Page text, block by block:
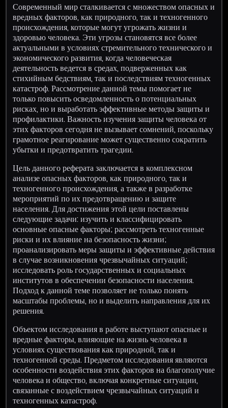
Современный мир сталкивается с множеством опасных и
вредных факторов, как природного, так и техногенного
происхождения, которые могут угрожать жизни и
здоровью человека. Эти угрозы становятся все более
актуальными в условиях стремительного технического и
экономического развития, когда человеческая
деятельность ведется в средах, подверженных как
стихийным бедствиям, так и последствиям техногенных
катастроф. Рассмотрение данной темы помогает не
только повысить осведомленность о потенциальных
рисках, но и выработать эффективные методы защиты и
профилактики. Важность изучения защиты человека от
этих факторов сегодня не вызывает сомнений, поскольку
грамотное реагирование может существенно сократить
убытки и предотвратить трагедии.
Цель данного реферата заключается в комплексном
анализе опасных факторов, как природного, так и
техногенного происхождения, а также в разработке
мероприятий по их предотвращению и защите
населения. Для достижения этой цели поставлены
следующие задачи: изучить и классифицировать
основные опасные факторы; рассмотреть техногенные
риски и их влияние на безопасность жизни;
проанализировать меры защиты и эффективные действия
в случае возникновения чрезвычайных ситуаций;
исследовать роль государственных и социальных
институтов в обеспечении безопасности населения.
Подход к данной теме позволяет не только понять
масштабы проблемы, но и выделить направления для их
решения.
Объектом исследования в работе выступают опасные и
вредные факторы, влияющие на жизнь человека в
условиях существования как природной, так и
техногенной среды. Предметом исследования являются
особенности воздействия этих факторов на благополучие
человека и общество, включая конкретные ситуации,
связанные с воздействием чрезвычайных ситуаций и
техногенных катастроф.